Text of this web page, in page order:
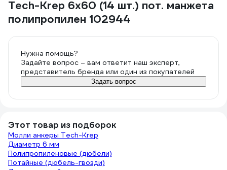
Tech-Krep 6х60 (14 шт.) пот. манжета
полипропилен 102944
Нужна помощь?
Задайте вопрос – вам ответит наш эксперт,
представитель бренда или один из покупателей
Задать вопрос
Этот товар из подборок
Молли анкеры Tech-Krep
Диаметр 6 мм
Полипропиленовые (дюбели)
Потайные (дюбель-гвозди)